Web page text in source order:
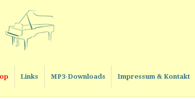
Links MP3-Downloads Impressum & Kontakt